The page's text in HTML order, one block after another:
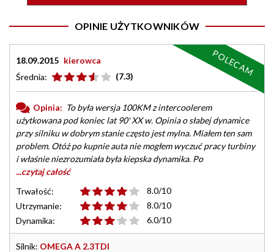
OPINIE UŻYTKOWNIKÓW
18.09.2015 kierowca
Średnia:
(7.3)
Opinia: To była wersja 100KM z intercoolerem
użytkowana pod koniec lat 90' XX w. Opinia o słabej dynamice
przy silniku w dobrym stanie często jest mylna. Miałem ten sam
problem. Otóż po kupnie auta nie mogłem wyczuć pracy turbiny
i właśnie niezrozumiała była kiepska dynamika. Po
...czytaj całość
Trwałość:
8.0/10
Utrzymanie:
8.0/10
Dynamika:
6.0/10
Silnik: OMEGA A 2.3TDI
POLECAM